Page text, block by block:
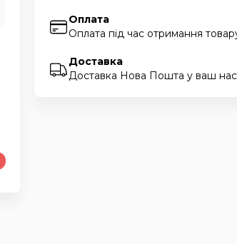
Оплата
Оплата під час отримання
Доставка
Доставка Нова Пошта у ваш